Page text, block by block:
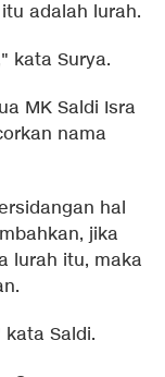
adalah lurah.
kata Surya.
MK Saldi Isra
nama
hal
jika
lurah itu, maka
Saldi.